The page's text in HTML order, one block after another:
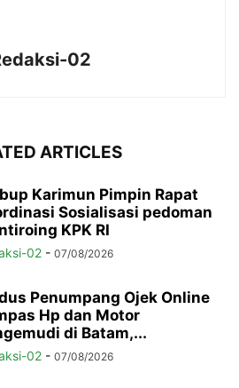
02
ARTICLES
Karimun Pimpin Rapat
Sosialisasi pedoman
KPK RI
02 - 07/08/2026
Penumpang Ojek Online
Hp dan Motor
di Batam,...
02 - 07/08/2026